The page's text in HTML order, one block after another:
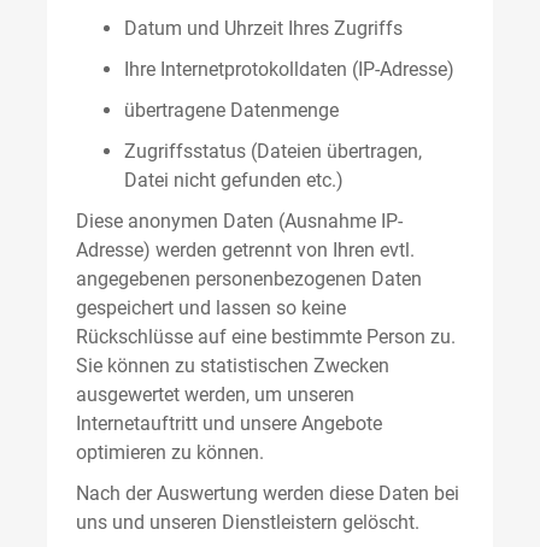
Datum und Uhrzeit Ihres Zugriffs
Ihre Internetprotokolldaten (IP-Adresse)
übertragene Datenmenge
Zugriffsstatus (Dateien übertragen,
Datei nicht gefunden etc.)
Diese anonymen Daten (Ausnahme IP-
Adresse) werden getrennt von Ihren evtl.
angegebenen personenbezogenen Daten
gespeichert und lassen so keine
Rückschlüsse auf eine bestimmte Person zu.
Sie können zu statistischen Zwecken
ausgewertet werden, um unseren
Internetauftritt und unsere Angebote
optimieren zu können.
Nach der Auswertung werden diese Daten bei
uns und unseren Dienstleistern gelöscht.